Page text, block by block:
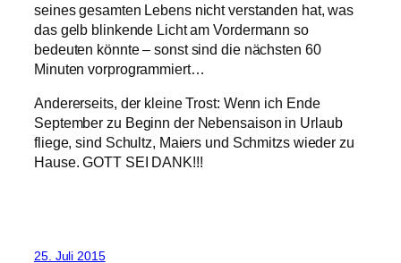
seines gesamten Lebens nicht verstanden hat, was
das gelb blinkende Licht am Vordermann so
bedeuten könnte – sonst sind die nächsten 60
Minuten vorprogrammiert…
Andererseits, der kleine Trost: Wenn ich Ende
September zu Beginn der Nebensaison in Urlaub
fliege, sind Schultz, Maiers und Schmitzs wieder zu
Hause. GOTT SEI DANK!!!
25. Juli 2015